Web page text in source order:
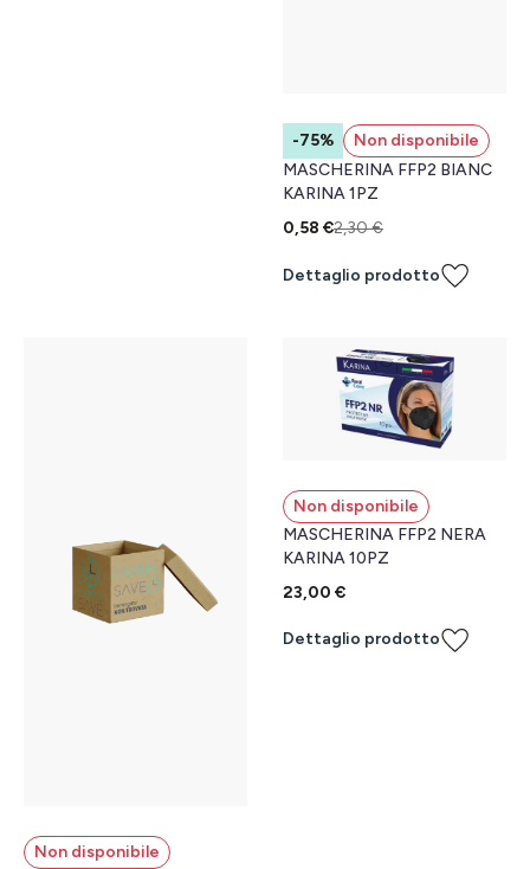
-75%
Non disponibile
MASCHERINA FFP2 BIANC
KARINA 1PZ
0,58 €2,30 €
Dettaglio prodotto
Non disponibile
Non disponibile
MASCHERINA FFP2 NERA
KARINA 10PZ
23,00 €
Dettaglio prodotto